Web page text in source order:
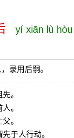
yí xiān lù hòu
录用后嗣。
。
。
。
先于人行动。